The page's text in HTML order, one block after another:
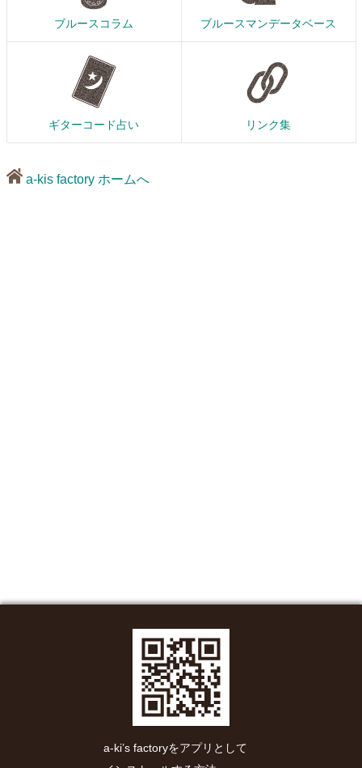
ブルースコラム ブルースマンデータベース
ギターコード占い リンク集
a-kis factory ホームへ
a-ki’s factoryをアプリとして